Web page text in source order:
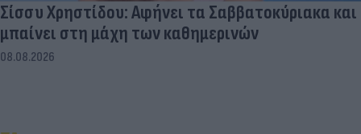
Σίσσυ Χρηστίδου: Αφήνει τα Σαββατοκύριακα και
μπαίνει στη μάχη των καθημερινών
08.08.2026